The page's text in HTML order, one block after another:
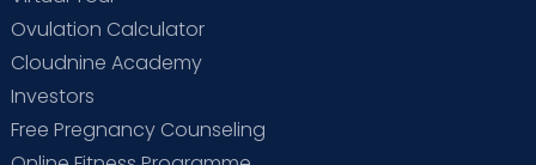
Ovulation Calculator
Cloudnine Academy
Investors
Free Pregnancy Counseling